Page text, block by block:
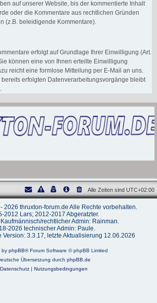
auf unserer Website, bis der kommentierte Inhalt
oder die Kommentare aus rechtlichen Gründen
(z.B. beleidigende Kommentare).
erfolgt auf Grundlage Ihrer Einwilligung (Art.
können eine von Ihnen erteilte Einwilligung
reicht eine formlose Mitteilung per E-Mail an uns.
erfolgten Datenverarbeitungsvorgänge bleibt
Alle Zeiten sind UTC+02:00
2026 thruxton-forum.de Alle Rechte vorbehalten.
2012 Lars; 2012-2017 Abgeratzter.
rechtlicher Admin: Rainman.
2026 technischer Admin: Paule.
3.3.17, letzte Aktualisierung 12.06.2026
by phpBB® Forum Software © phpBB Limited
Übersetzung durch phpBB.de
Datenschutz| Nutzungsbedingungen